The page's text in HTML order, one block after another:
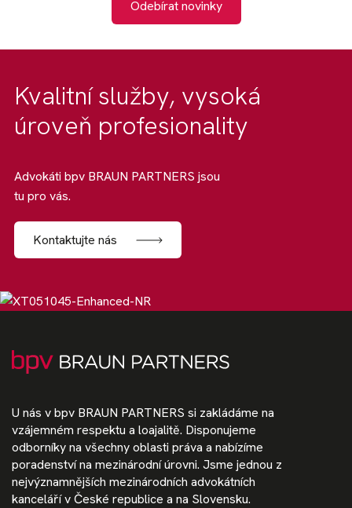
Odebírat novinky
Kvalitní služby, vysoká
úroveň profesionality
Advokáti bpv BRAUN PARTNERS jsou
tu pro vás.
Kontaktujte nás
U nás v bpv BRAUN PARTNERS si zakládáme na
vzájemném respektu a loajalitě. Disponujeme
odborníky na všechny oblasti práva a nabízíme
poradenství na mezinárodní úrovni. Jsme jednou z
nejvýznamnějších mezinárodních advokátních
kanceláří v České republice a na Slovensku.